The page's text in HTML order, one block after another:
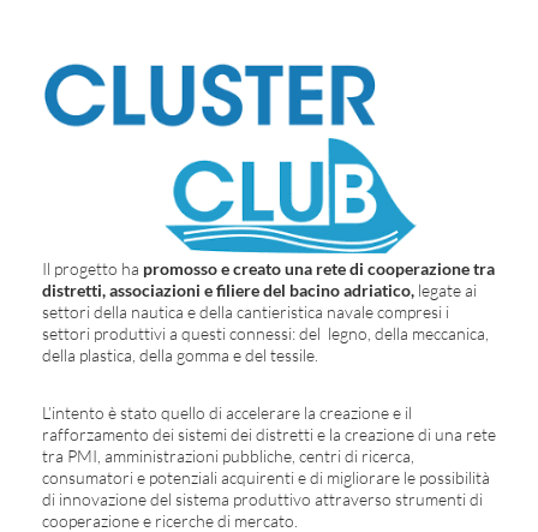
Il progetto ha promosso e creato una rete di cooperazione tra
distretti, associazioni e filiere del bacino adriatico, legate ai
settori della nautica e della cantieristica navale compresi i
settori produttivi a questi connessi: del legno, della meccanica,
della plastica, della gomma e del tessile.
L’intento è stato quello di accelerare la creazione e il
rafforzamento dei sistemi dei distretti e la creazione di una rete
tra PMI, amministrazioni pubbliche, centri di ricerca,
consumatori e potenziali acquirenti e di migliorare le possibilità
di innovazione del sistema produttivo attraverso strumenti di
cooperazione e ricerche di mercato.